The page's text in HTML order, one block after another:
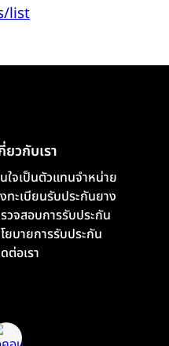
list
ยวกับเรา
ใจเป็นตัวแทนจำหน่าย
ทะเบียนรับประกันยาง
วจสอบการรับประกัน
ยบายการรับประกัน
ต่อเรา